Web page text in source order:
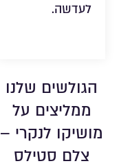
לעדשה.
הגולשים שלנו
ממליצים על
מושיקו לנקרי –
צלם סטילס